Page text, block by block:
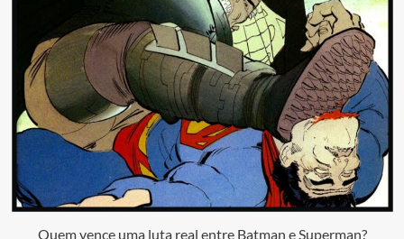
Quem vence uma luta real entre Batman e Superman?